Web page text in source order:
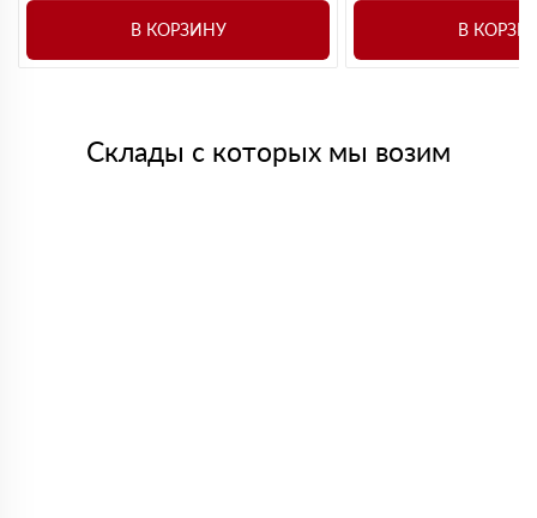
В КОРЗИНУ В
Склады с которых мы возим